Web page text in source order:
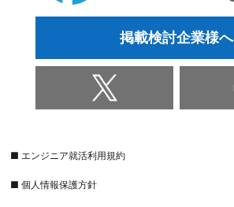
掲載検討企業様へ
■ エンジニア就活利用規約
■ 個人情報保護方針